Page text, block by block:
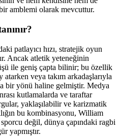
amblemi olarak mevcuttur.
patlayıcı hızı, stratejik oyun
Ancak atletik yeteneğinin
ile geniş çapta bilinir; bu özellik
veya takım arkadaşlarıyla
bir yönü haline gelmiştir. Medya
kutlamalarda ve taraftar
yaklaşılabilir ve karizmatik
bu kombinasyonu, William
değil, dünya çapındaki ragbi
yapmıştır.